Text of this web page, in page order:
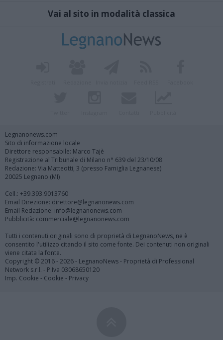
Vai al sito in modalità classica
Legnanonews.com
Sito di informazione locale
Direttore responsabile: Marco Tajè
Registrazione al Tribunale di Milano n° 639 del 23/10/08
Redazione: Via Matteotti, 3 (presso Famiglia Legnanese)
20025 Legnano (MI)
Cell.: +39.393.9013760
Email Direzione: direttore@legnanonews.com
Email Redazione: info@legnanonews.com
Pubblicità: commerciale@legnanonews.com
Tutti i contenuti originali sono di proprietà di LegnanoNews, ne è
consentito l'utilizzo citando il sito come fonte. Dei contenuti non originali
viene citata la fonte.
Copyright © 2016 - 2026 - LegnanoNews - Proprietà di Professional
Network s.r.l. - P.Iva 03068650120
Imp. Cookie - Cookie - Privacy